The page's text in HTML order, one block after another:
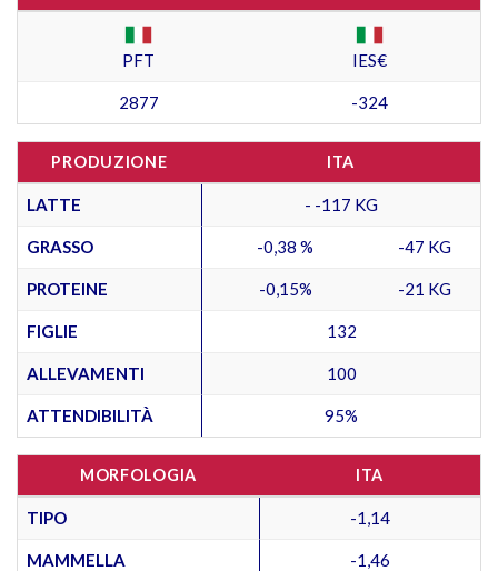
PFT IES€
2877 -324
PRODUZIONE ITA
LATTE - -117 KG
GRASSO -0,38 % -47 KG
PROTEINE -0,15% -21 KG
FIGLIE 132
ALLEVAMENTI 100
ATTENDIBILITÀ 95%
MORFOLOGIA ITA
TIPO -1,14
MAMMELLA -1,46